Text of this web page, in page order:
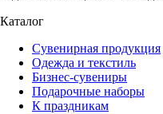
Каталог
Сувенирная продукция
Одежда и текстиль
Бизнес-сувениры
Подарочные наборы
К праздникам